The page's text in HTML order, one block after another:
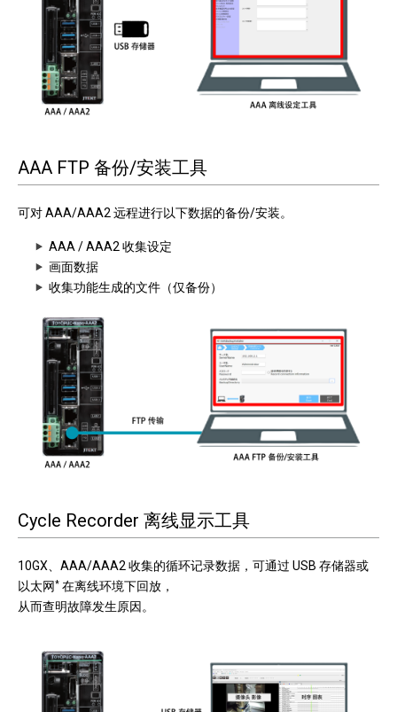
AAA FTP 备份/安装工具
可对 AAA/AAA2 远程进行以下数据的备份/安装。
AAA / AAA2 收集设定
画面数据
收集功能生成的文件（仅备份）
Cycle Recorder 离线显示工具
10GX、AAA/AAA2 收集的循环记录数据，可通过 USB 存储器或
以太网* 在离线环境下回放，
从而查明故障发生原因。